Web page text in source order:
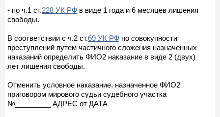
- по ч.1 ст.228 УК РФ в виде 1 года и 6 месяцев лишения
свободы.
В соответствии с ч.2 ст.69 УК РФ по совокупности
преступлений путем частичного сложения назначенных
наказаний определить ФИО2 наказание в виде 2 (двух)
лет лишения свободы.
Отменить условное наказание, назначенное ФИО2
приговором мирового судьи судебного участка
№_________ АДРЕС от ДАТА